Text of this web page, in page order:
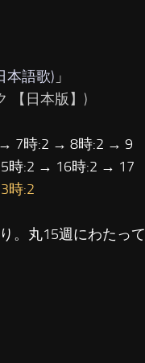
本語歌) 」
【日本版】)
7時:2 → 8時:2 → 9
時:2 → 16時:2 → 17
時:2
。丸15週にわたって